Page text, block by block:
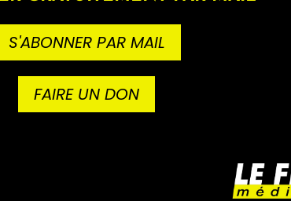
S'ABONNER PAR MAIL
FAIRE UN DON